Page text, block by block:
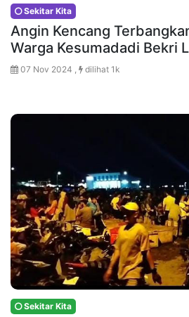
Sekitar Kita
Angin Kencang
Warga Kesumadadi Bekri
07 Nov 2024 , dilihat 1k
Sekitar Kita